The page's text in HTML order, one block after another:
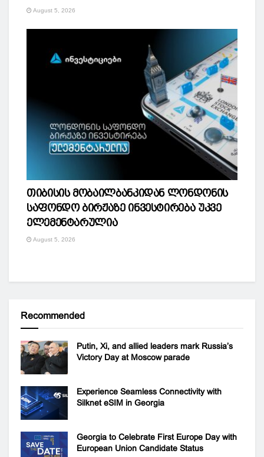
August 5, 2026
თიბისის მობაილბანკიდან ლონდონის
საფონდო ბირჟაზე ინვესტირება უკვე
ელემენტარულია
August 5, 2026
Recommended
Putin, Xi, and allied leaders mark Russia’s
Victory Day at Moscow parade
Experience Seamless Connectivity with
Silknet eSIM in Georgia
Georgia to Celebrate First Europe Day with
European Union Candidate Status